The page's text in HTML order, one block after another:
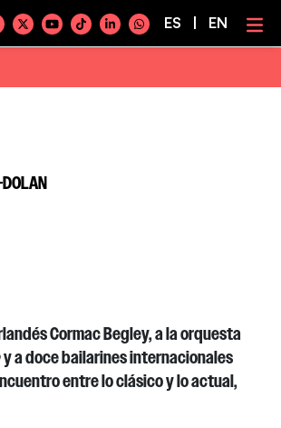
ES EN
Cormac Begley, a la orquesta
y a doce bailarines internacionales
entre lo clásico y lo actual,